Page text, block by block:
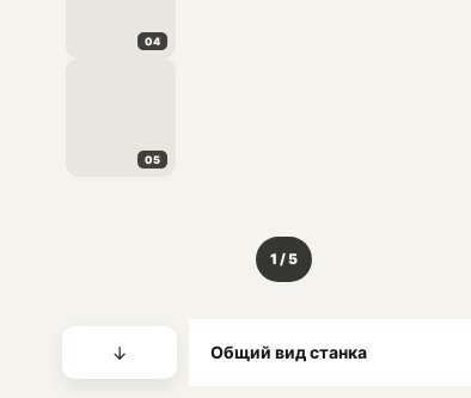
04
05
↓
1 / 5
Общий вид станка